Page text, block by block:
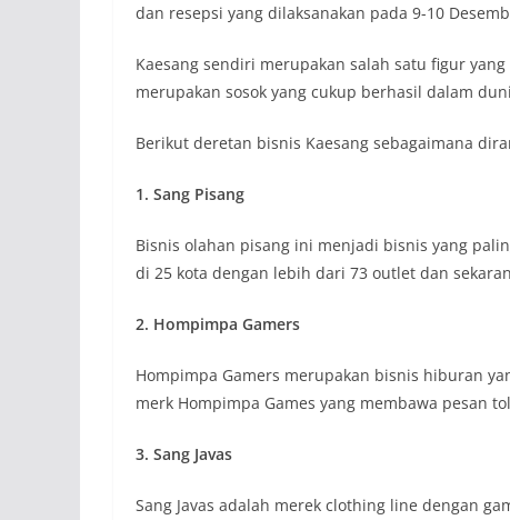
dan resepsi yang dilaksanakan pada 9-10
Kaesang sendiri merupakan salah satu figur
merupakan sosok yang cukup berhasil dalam
Berikut deretan bisnis Kaesang sebagaimana
1. Sang Pisang
Bisnis olahan pisang ini menjadi bisnis yang
di 25 kota dengan lebih dari 73 outlet dan
2. Hompimpa Gamers
Hompimpa Gamers merupakan bisnis hiburan
merk Hompimpa Games yang membawa pesan
3. Sang Javas
Sang Javas adalah merek clothing line dengan